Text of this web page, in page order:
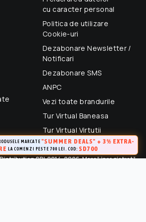
cu caracter personal
Politica de utilizare
Cookie-uri
Dezabonare Newsletter /
Notificari
Dezabonare SMS
ANPC
Vezi toate brandurile
Tur Virtual Baneasa
Tur Virtual Virtutii
SRL 2014-2026. Marcă inregistrată.
MARCATE "SUMMER DEALS" + 3% EXTRA-
LA COMENZI PESTE 700 LEI. COD: SD700